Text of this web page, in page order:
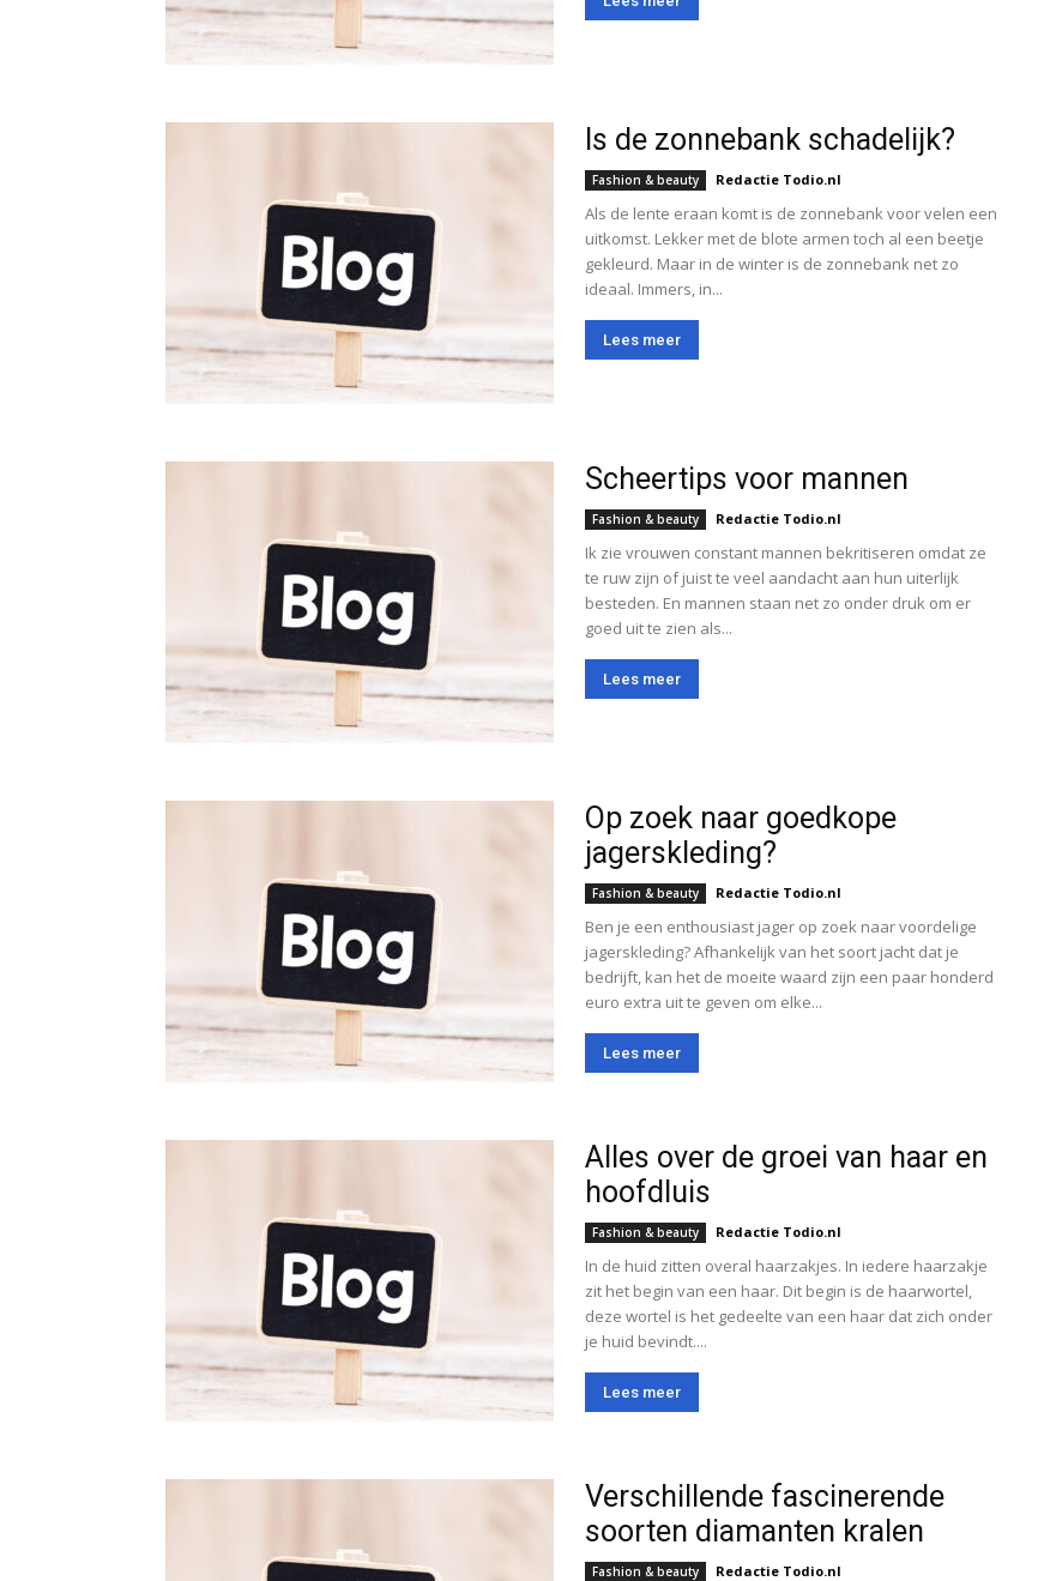
Is de zonnebank schadelijk?
Fashion & beauty Redactie Todio.nl
Als de lente eraan komt is de zonnebank voor velen een
uitkomst. Lekker met de blote armen toch al een beetje
gekleurd. Maar in de winter is de zonnebank net zo
ideaal. Immers, in...
Lees meer
Scheertips voor mannen
Fashion & beauty Redactie Todio.nl
Ik zie vrouwen constant mannen bekritiseren omdat ze
te ruw zijn of juist te veel aandacht aan hun uiterlijk
besteden. En mannen staan net zo onder druk om er
goed uit te zien als...
Lees meer
Op zoek naar goedkope
jagerskleding?
Fashion & beauty Redactie Todio.nl
Ben je een enthousiast jager op zoek naar voordelige
jagerskleding? Afhankelijk van het soort jacht dat je
bedrijft, kan het de moeite waard zijn een paar honderd
euro extra uit te geven om elke...
Lees meer
Alles over de groei van haar en
hoofdluis
Fashion & beauty Redactie Todio.nl
In de huid zitten overal haarzakjes. In iedere haarzakje
zit het begin van een haar. Dit begin is de haarwortel,
deze wortel is het gedeelte van een haar dat zich onder
je huid bevindt....
Lees meer
Verschillende fascinerende
soorten diamanten kralen
Fashion & beauty Redactie Todio.nl